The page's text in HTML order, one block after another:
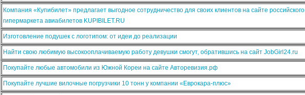
Компания «Купибилет» предлагает выгодное сотрудничество для своих клиентов на сайте российского
гипермаркета авиабилетов KUPIBILET.RU
Изготовление подушек с логотипом: от идеи до реализации
Найти свою любимую высокооплачиваемую работу девушки смогут, обратившись на сайт JobGirl24.ru
Покупайте любые автомобили из Южной Кореи на сайте Авторевизия.рф
Покупайте лучшие вилочные погрузчики 10 тонн у компании «Еврокара-плюс»